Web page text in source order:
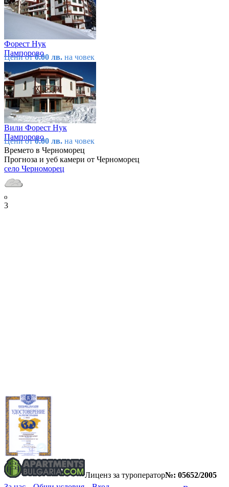
Форест Нук
Пампорово
Цени от0.00 лв. на човек
Вили Форест Нук
Пампорово
Цени от0.00 лв. на човек
Времето в Черноморец
Прогноза и уеб камери от Черноморец
село Черноморец
o
3
Лиценз за туроператор№: 05652/2005